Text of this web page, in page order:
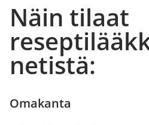
Näin tilaat
netistä:
Omakanta